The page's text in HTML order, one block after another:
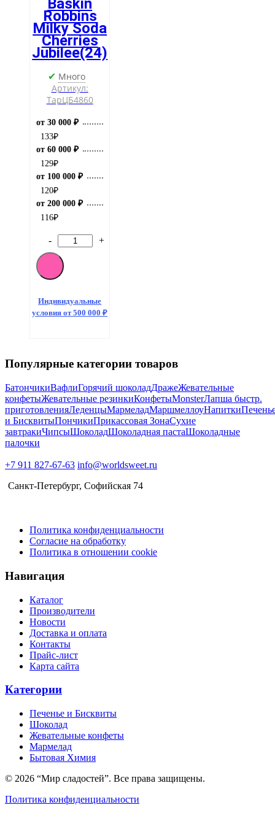
Robbins
Milky Soda
Cherries
Jubilee(24)
✔ Много
Артикул:
ТарЦБ4860
от 30 000 ₽
133₽
от 60 000 ₽
129₽
от 100 000 ₽
120₽
от 200 000 ₽
116₽
Количество
товара
[M]Газированный
напиток
Robbins
Milky
- +
Индивидуальные
условия от 500 000 ₽
Популярные категории товаров
БатончикиВафлиГорячий шоколадДражеЖевательные
конфетыЖевательные резинкиКонфетыMonsterЛапша быстр.
приготовленияЛеденцыМармеладМаршмеллоуНапитки
и БисквитыПончикиПрикассовая ЗонаСухие
завтракиЧипсыШоколадШоколадная пастаШоколадные
палочки
+7 911 827-67-63 info@worldsweet.ru
Санкт-Петербург​, Софийская 74
Политика конфиденциальности
Согласие на обработку
Политика в отношении cookie
Навигация
Каталог
Производители
Новости
Доставка и оплата
Контакты
Прайс-лист
Карта сайта
Категории
Печенье и Бисквиты
Шоколад
Жевательные конфеты
Мармелад
Бытовая Химия
© 2026 “Мир сладостей”. Все права защищены.
Политика конфиденциальности